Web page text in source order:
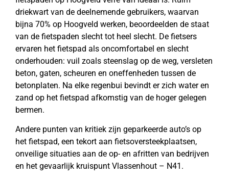
driekwart van de deelnemende gebruikers, waarvan
bijna 70% op Hoogveld werken, beoordeelden de staat
van de fietspaden slecht tot heel slecht. De fietsers
ervaren het fietspad als oncomfortabel en slecht
onderhouden: vuil zoals steenslag op de weg, versleten
beton, gaten, scheuren en oneffenheden tussen de
betonplaten. Na elke regenbui bevindt er zich water en
zand op het fietspad afkomstig van de hoger gelegen
bermen.
Andere punten van kritiek zijn geparkeerde auto’s op
het fietspad, een tekort aan fietsoversteekplaatsen,
onveilige situaties aan de op- en afritten van bedrijven
en het gevaarlijk kruispunt Vlassenhout – N41.